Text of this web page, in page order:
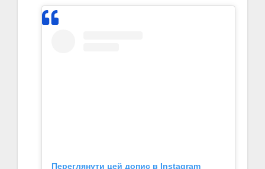
Переглянути цей допис в Instagram